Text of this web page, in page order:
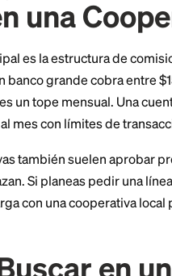
Qué los
una
en un banco grande
excedes un tope
también